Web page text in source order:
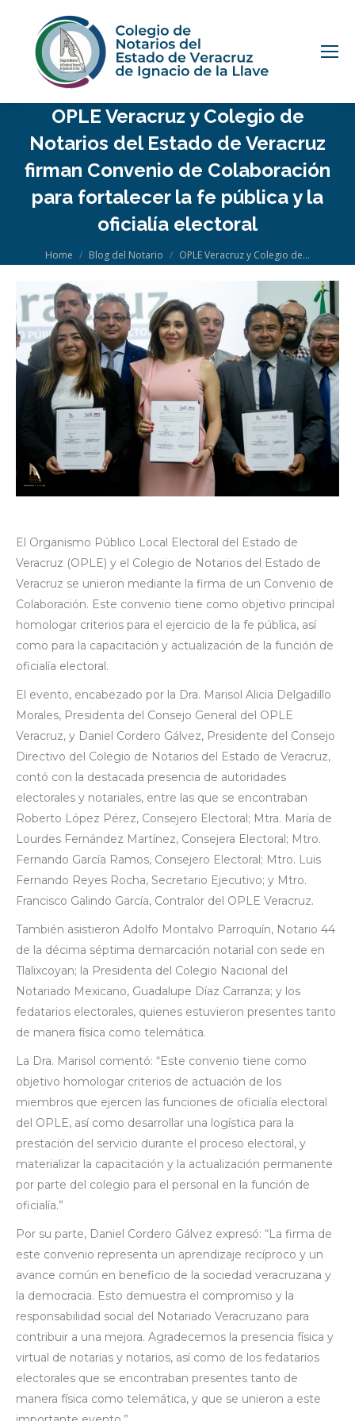
OPLE Veracruz y Colegio de
Notarios del Estado de Veracruz
firman Convenio de Colaboración
para fortalecer la fe pública y la
oficialía electoral
You are here:
Home Blog del Notario OPLE Veracruz y Colegio de…
El Organismo Público Local Electoral del Estado de
Veracruz (OPLE) y el Colegio de Notarios del Estado de
Veracruz se unieron mediante la firma de un Convenio de
Colaboración. Este convenio tiene como objetivo principal
homologar criterios para el ejercicio de la fe pública, así
como para la capacitación y actualización de la función de
oficialía electoral.
El evento, encabezado por la Dra. Marisol Alicia Delgadillo
Morales, Presidenta del Consejo General del OPLE
Veracruz, y Daniel Cordero Gálvez, Presidente del Consejo
Directivo del Colegio de Notarios del Estado de Veracruz,
contó con la destacada presencia de autoridades
electorales y notariales, entre las que se encontraban
Roberto López Pérez, Consejero Electoral; Mtra. María de
Lourdes Fernández Martínez, Consejera Electoral; Mtro.
Fernando García Ramos, Consejero Electoral; Mtro. Luis
Fernando Reyes Rocha, Secretario Ejecutivo; y Mtro.
Francisco Galindo García, Contralor del OPLE Veracruz.
También asistieron Adolfo Montalvo Parroquín, Notario 44
de la décima séptima demarcación notarial con sede en
Tlalixcoyan; la Presidenta del Colegio Nacional del
Notariado Mexicano, Guadalupe Díaz Carranza; y los
fedatarios electorales, quienes estuvieron presentes tanto
de manera física como telemática.
La Dra. Marisol comentó: “Este convenio tiene como
objetivo homologar criterios de actuación de los
miembros que ejercen las funciones de oficialía electoral
del OPLE, así como desarrollar una logística para la
prestación del servicio durante el proceso electoral, y
materializar la capacitación y la actualización permanente
por parte del colegio para el personal en la función de
oficialía.”
Por su parte, Daniel Cordero Gálvez expresó: “La firma de
este convenio representa un aprendizaje recíproco y un
avance común en beneficio de la sociedad veracruzana y
la democracia. Esto demuestra el compromiso y la
responsabilidad social del Notariado Veracruzano para
contribuir a una mejora. Agradecemos la presencia física y
virtual de notarias y notarios, así como de los fedatarios
electorales que se encontraban presentes tanto de
manera física como telemática, y que se unieron a este